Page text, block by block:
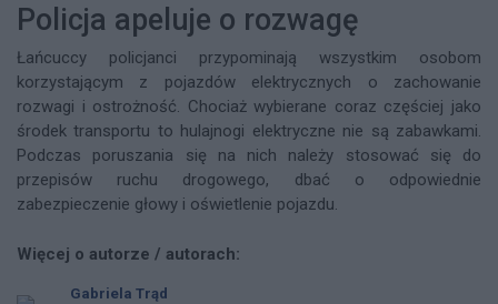
Policja apeluje o rozwagę
Łańcuccy policjanci przypominają wszystkim osobom
korzystającym z pojazdów elektrycznych o zachowanie
rozwagi i ostrożność. Chociaż wybierane coraz częściej jako
środek transportu to hulajnogi elektryczne nie są zabawkami.
Podczas poruszania się na nich należy stosować się do
przepisów ruchu drogowego, dbać o odpowiednie
zabezpieczenie głowy i oświetlenie pojazdu.
Więcej o autorze / autorach:
Gabriela Trąd